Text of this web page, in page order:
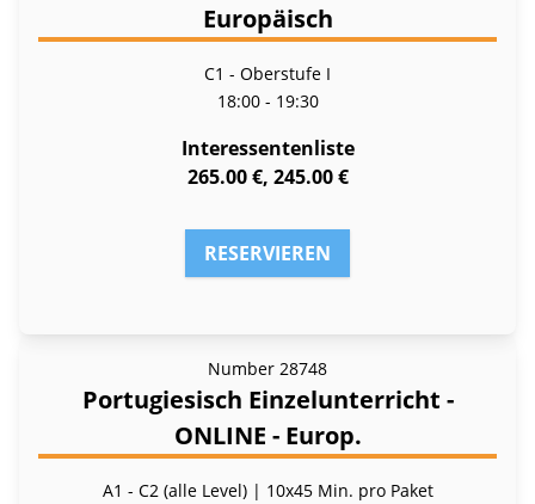
Europäisch
C1 - Oberstufe I
18:00 - 19:30
Interessentenliste
265.00 €, 245.00 €
RESERVIEREN
Number 28748
Portugiesisch Einzelunterricht -
ONLINE - Europ.
A1 - C2 (alle Level) | 10x45 Min. pro Paket